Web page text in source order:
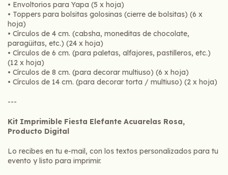
• Envoltorios para Yapa (5 x hoja)
• Toppers para bolsitas golosinas (cierre de bolsitas) (6 x
hoja)
• Círculos de 4 cm. (cabsha, moneditas de chocolate,
paragüitas, etc.) (24 x hoja)
• Círculos de 6 cm. (para paletas, alfajores, pastilleros, etc.)
(12 x hoja)
• Círculos de 8 cm. (para decorar multiuso) (6 x hoja)
• Círculos de 14 cm. (para decorar torta / multiuso) (2 x hoja)
---
Kit Imprimible Fiesta Elefante Acuarelas Rosa,
Producto Digital
Lo recibes en tu e-mail, con los textos personalizados para tu
evento y listo para imprimir.